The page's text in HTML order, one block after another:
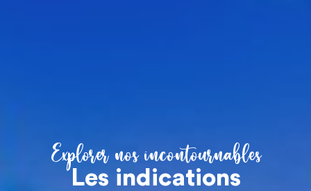
Explorer nos incontournables
Les indications